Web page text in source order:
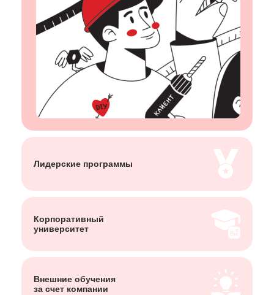
Лидерские программы
Корпоративный
университет
Внешние обучения
за счет компании